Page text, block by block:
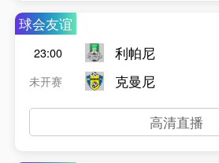
球会友谊
23:00
未开赛
利帕尼
克曼尼
高清直播